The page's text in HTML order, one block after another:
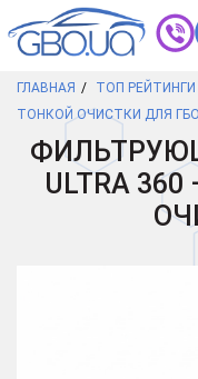
ГЛАВНАЯ ТОП РЕЙТИНГИ
ТОНКОЙ ОЧИСТКИ ДЛЯ
ULTRA